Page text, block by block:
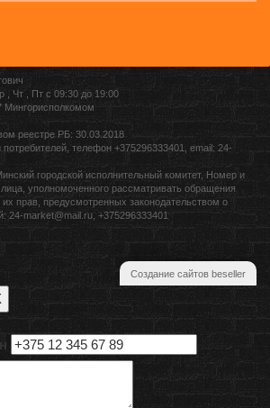
, Чт , Пт c 09:30 до 19:00
Мингорисполкомом
реестре РБ: 30.03.2018
телефон +375296333401, email: 24-
городской исполнительный комитет, Номер и
уполномоченного рассматривать обращения
прав, предусмотренных законодательством о
24-market@mail.ru, +375296333401
Создание сайтов beseller